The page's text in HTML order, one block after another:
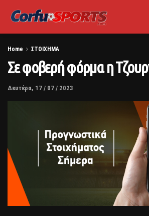
Home ΣΤΟΙΧΗΜΑ
Σε φοβερή φόρμα η
Δευτέρα, 17 / 07 / 2023